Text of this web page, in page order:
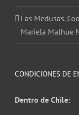
Las Medusas.
Mariela Malhue
CONDICIONES DE
Dentro de Chile: